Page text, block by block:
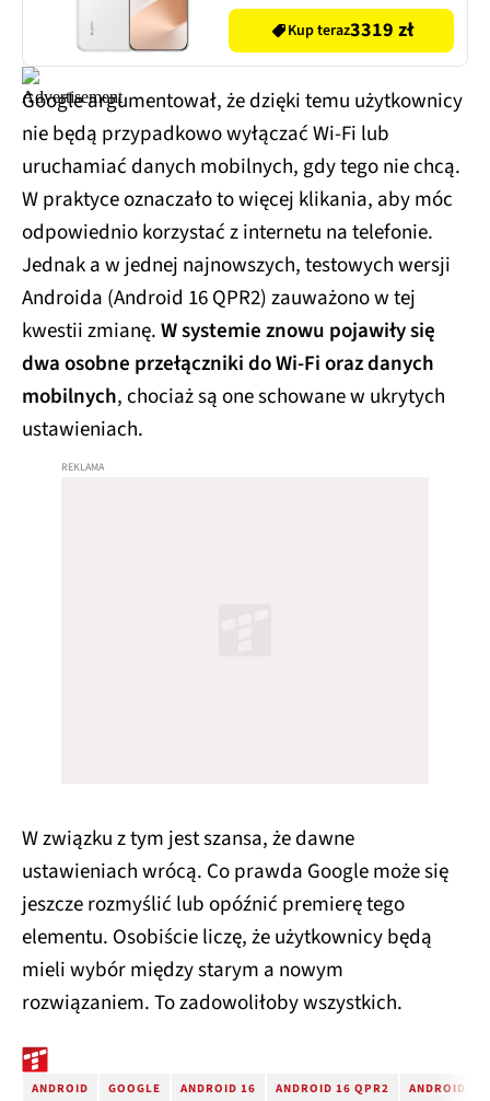
Kup teraz3319 zł
Google argumentował, że dzięki temu użytkownicy
nie będą przypadkowo wyłączać Wi-Fi lub
uruchamiać danych mobilnych, gdy tego nie chcą.
W praktyce oznaczało to więcej klikania, aby móc
odpowiednio korzystać z internetu na telefonie.
Jednak a w jednej najnowszych, testowych wersji
Androida (Android 16 QPR2) zauważono w tej
kwestii zmianę.W systemie znowu pojawiły się
dwa osobne przełączniki do Wi-Fi oraz danych
mobilnych, chociaż są one schowane w ukrytych
ustawieniach.
W związku z tym jest szansa, że dawne
ustawieniach wrócą. Co prawda Google może się
jeszcze rozmyślić lub opóźnić premierę tego
elementu. Osobiście liczę, że użytkownicy będą
mieli wybór między starym a nowym
rozwiązaniem. To zadowoliłoby wszystkich.
ANDROID GOOGLE ANDROID 16 ANDROID 16 QPR2 ANDROID 16